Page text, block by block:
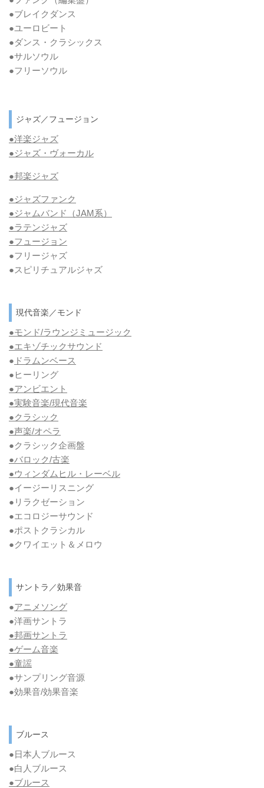
●ブレイクダンス
●ユーロビート
●ダンス・クラシックス
●サルソウル
●フリーソウル
ジャズ／フュージョン
●洋楽ジャズ
●ジャズ・ヴォーカル
●邦楽ジャズ
●ジャズファンク
●ジャムバンド（JAM系）
●ラテンジャズ
●フュージョン
●フリージャズ
●スピリチュアルジャズ
現代音楽／モンド
●モンド/ラウンジミュージック
●エキゾチックサウンド
● ドラムンベース
●ヒーリング
●アンビエント
●実験音楽/現代音楽
●クラシック
●声楽/オペラ
●クラシック企画盤
●バロック/古楽
●ウィンダムヒル・レーベル
●イージーリスニング
●リラクゼーション
●エコロジーサウンド
●ポストクラシカル
●クワイエット＆メロウ
サントラ／効果音
●アニメソング
●洋画サントラ
●邦画サントラ
●ゲーム音楽
●童謡
●サンプリング音源
●効果音/効果音楽
ブルース
●日本人ブルース
●白人ブルース
●ブルース